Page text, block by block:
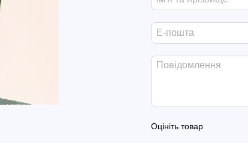
Оцініть товар